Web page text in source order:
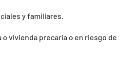
y familiares.
vivienda precaria o en riesgo de